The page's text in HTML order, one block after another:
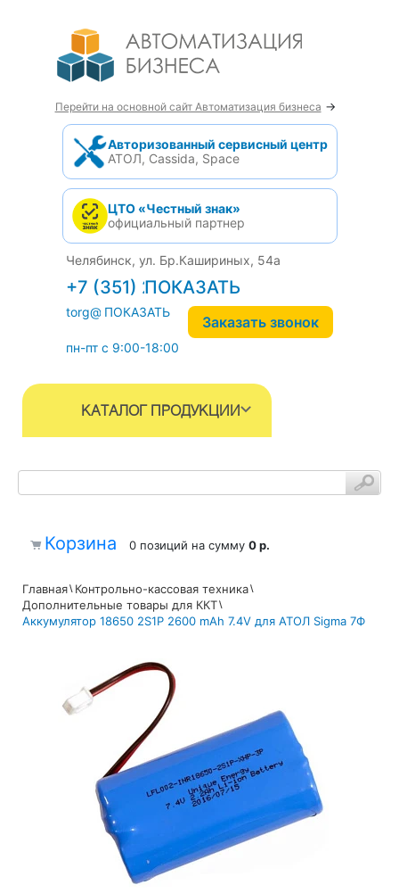
Перейти на основной сайт Автоматизация бизнеса →
Авторизованный сервисный центр
АТОЛ, Cassida, Space
ЦТО «Честный знак»
официальный партнер
Челябинск, ул. Бр.Кашириных, 54а
+7 (351) 242-04-09
torg@1cab.ru
Заказать звонок
пн-пт с 9:00-18:00
КАТАЛОГ ПРОДУКЦИИ
Корзина 0 позиций на сумму 0 р.
Главная Контрольно-кассовая техника
Дополнительные товары для ККТ
Аккумулятор 18650 2S1P 2600 mAh 7.4V для АТОЛ Sigma 7Ф